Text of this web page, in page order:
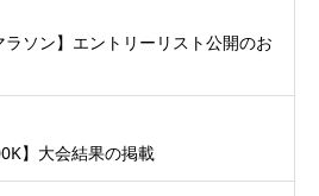
ラソン】エントリーリスト公開のお
】大会結果の掲載